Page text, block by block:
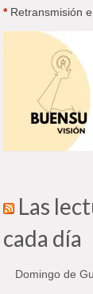
*Retransmisión
Las
cada día
Domingo de